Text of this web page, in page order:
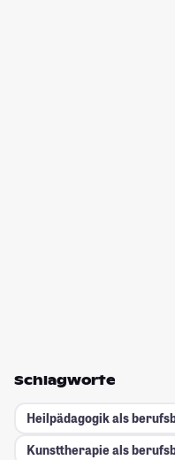
Schlagworte
Heilpädagogik als
Kunsttherapie als